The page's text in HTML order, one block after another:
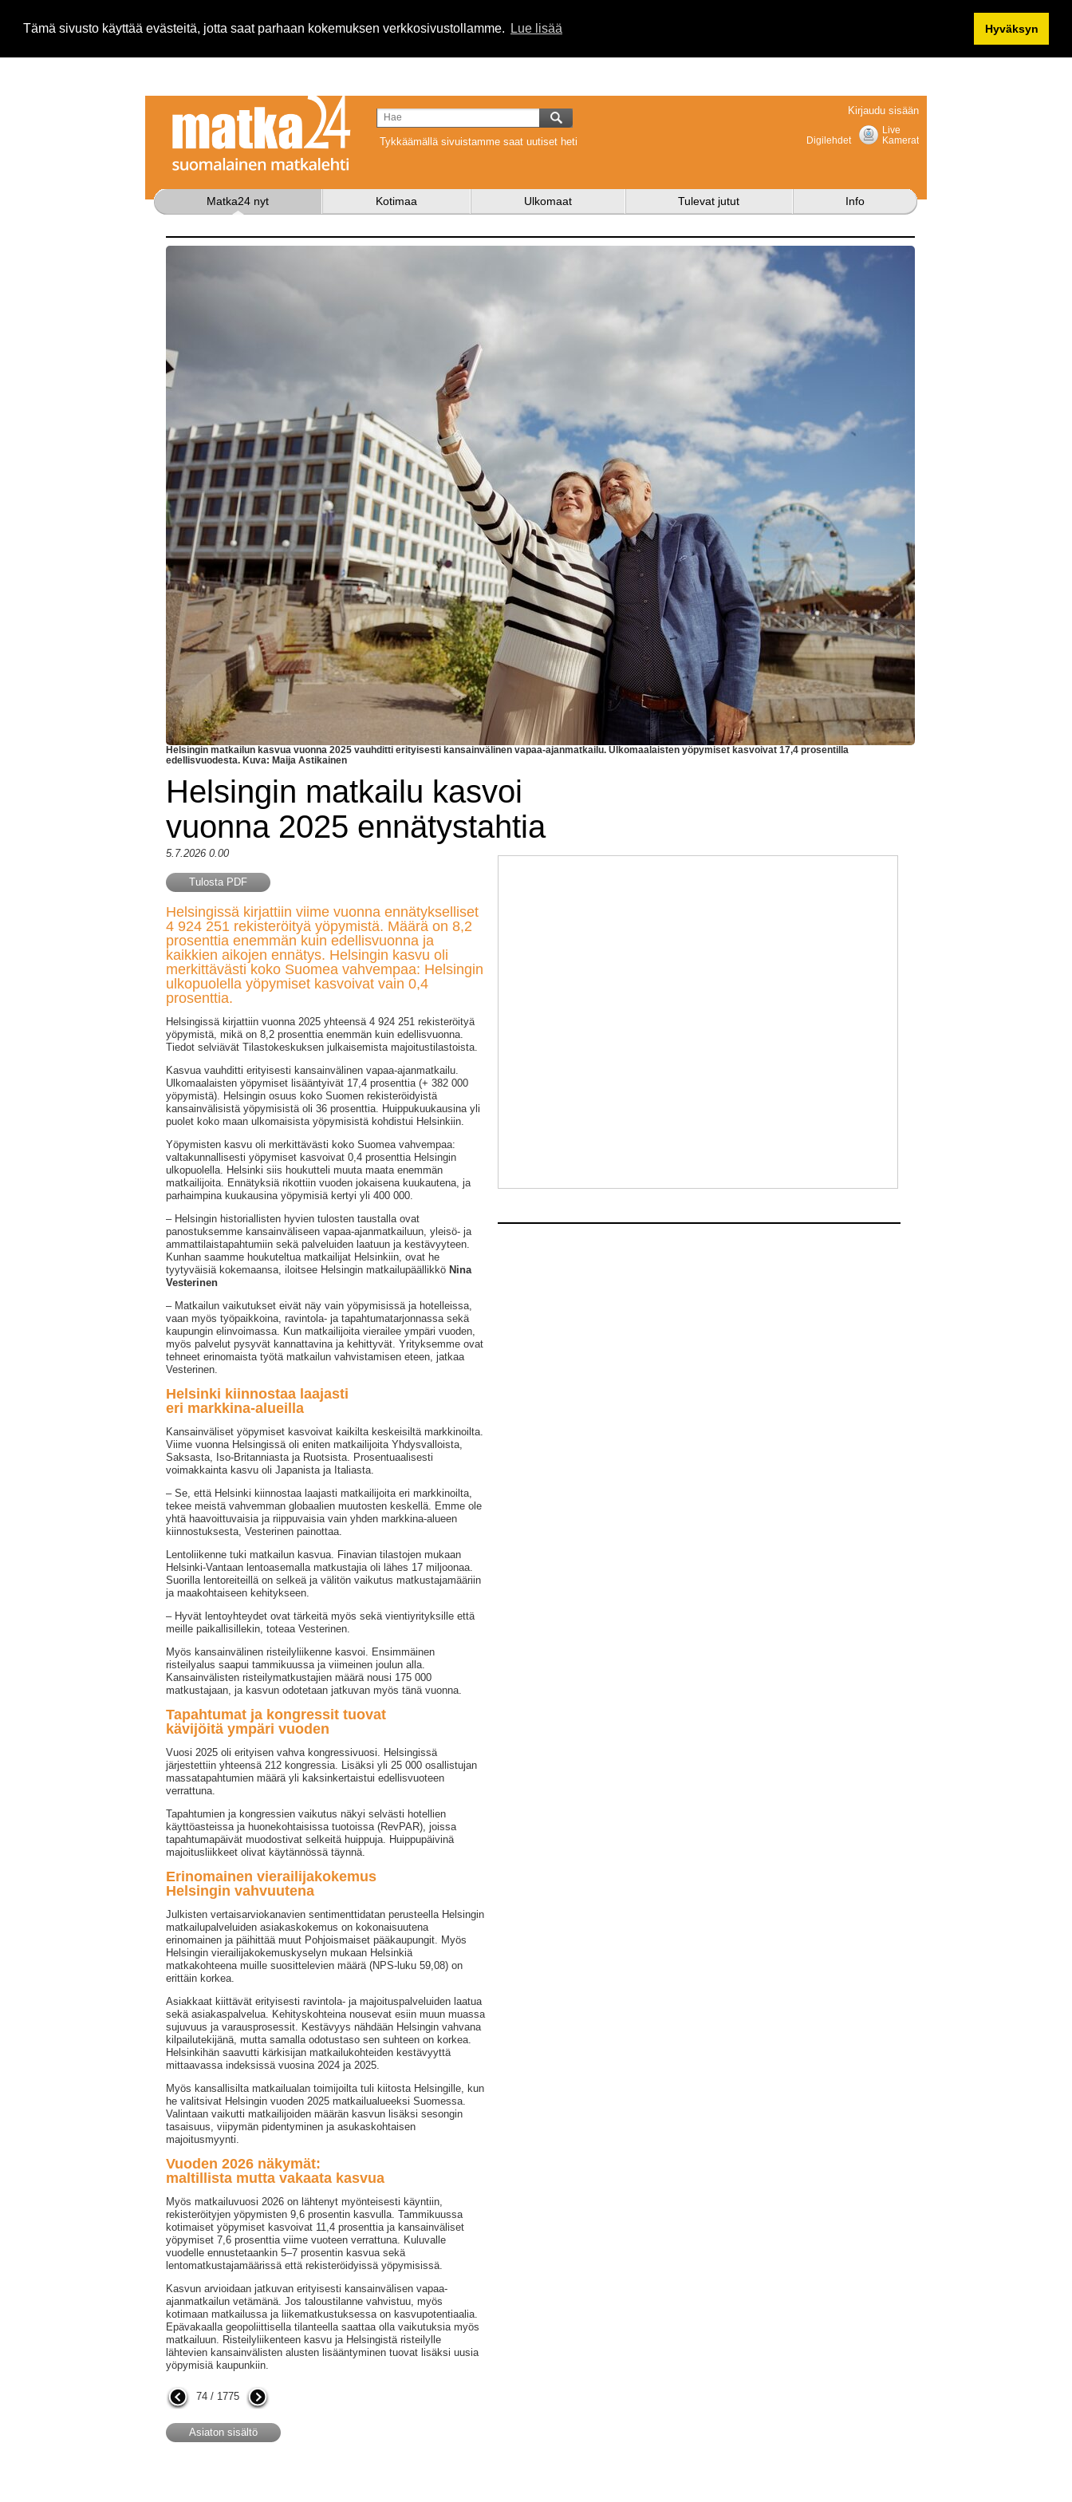
Tämä sivusto käyttää evästeitä, jotta saat parhaan kokemuksen verkkosivustollamme. Lue lisää Hyväksyn
Tykkäämällä sivuistamme saat uutiset heti
Kirjaudu sisään
Live
Kamerat
Digilehdet
Matka24 nyt Kotimaa Ulkomaat Tulevat jutut Info
Helsingin matkailun kasvua vuonna 2025 vauhditti erityisesti kansainvälinen vapaa-ajanmatkailu. Ulkomaalaisten yöpymiset kasvoivat 17,4 prosentilla
edellisvuodesta. Kuva: Maija Astikainen
Helsingin matkailu kasvoi
vuonna 2025 ennätystahtia
5.7.2026 0.00
Tulosta PDF
Helsingissä kirjattiin viime vuonna ennätykselliset
4 924 251 rekisteröityä yöpymistä. Määrä on 8,2
prosenttia enemmän kuin edellisvuonna ja
kaikkien aikojen ennätys. Helsingin kasvu oli
merkittävästi koko Suomea vahvempaa: Helsingin
ulkopuolella yöpymiset kasvoivat vain 0,4
prosenttia.
Helsingissä kirjattiin vuonna 2025 yhteensä 4 924 251 rekisteröityä
yöpymistä, mikä on 8,2 prosenttia enemmän kuin edellisvuonna.
Tiedot selviävät Tilastokeskuksen julkaisemista majoitustilastoista.
Kasvua vauhditti erityisesti kansainvälinen vapaa-ajanmatkailu.
Ulkomaalaisten yöpymiset lisääntyivät 17,4 prosenttia (+ 382 000
yöpymistä). Helsingin osuus koko Suomen rekisteröidyistä
kansainvälisistä yöpymisistä oli 36 prosenttia. Huippukuukausina yli
puolet koko maan ulkomaisista yöpymisistä kohdistui Helsinkiin.
Yöpymisten kasvu oli merkittävästi koko Suomea vahvempaa:
valtakunnallisesti yöpymiset kasvoivat 0,4 prosenttia Helsingin
ulkopuolella. Helsinki siis houkutteli muuta maata enemmän
matkailijoita. Ennätyksiä rikottiin vuoden jokaisena kuukautena, ja
parhaimpina kuukausina yöpymisiä kertyi yli 400 000.
– Helsingin historiallisten hyvien tulosten taustalla ovat
panostuksemme kansainväliseen vapaa-ajanmatkailuun, yleisö- ja
ammattilaistapahtumiin sekä palveluiden laatuun ja kestävyyteen.
Kunhan saamme houkuteltua matkailijat Helsinkiin, ovat he
tyytyväisiä kokemaansa, iloitsee Helsingin matkailupäällikkö Nina
Vesterinen
– Matkailun vaikutukset eivät näy vain yöpymisissä ja hotelleissa,
vaan myös työpaikkoina, ravintola- ja tapahtumatarjonnassa sekä
kaupungin elinvoimassa. Kun matkailijoita vierailee ympäri vuoden,
myös palvelut pysyvät kannattavina ja kehittyvät. Yrityksemme ovat
tehneet erinomaista työtä matkailun vahvistamisen eteen, jatkaa
Vesterinen.
Helsinki kiinnostaa laajasti
eri markkina-alueilla
Kansainväliset yöpymiset kasvoivat kaikilta keskeisiltä markkinoilta.
Viime vuonna Helsingissä oli eniten matkailijoita Yhdysvalloista,
Saksasta, Iso-Britanniasta ja Ruotsista. Prosentuaalisesti
voimakkainta kasvu oli Japanista ja Italiasta.
– Se, että Helsinki kiinnostaa laajasti matkailijoita eri markkinoilta,
tekee meistä vahvemman globaalien muutosten keskellä. Emme ole
yhtä haavoittuvaisia ja riippuvaisia vain yhden markkina-alueen
kiinnostuksesta, Vesterinen painottaa.
Lentoliikenne tuki matkailun kasvua. Finavian tilastojen mukaan
Helsinki-Vantaan lentoasemalla matkustajia oli lähes 17 miljoonaa.
Suorilla lentoreiteillä on selkeä ja välitön vaikutus matkustajamääriin
ja maakohtaiseen kehitykseen.
– Hyvät lentoyhteydet ovat tärkeitä myös sekä vientiyrityksille että
meille paikallisillekin, toteaa Vesterinen.
Myös kansainvälinen risteilyliikenne kasvoi. Ensimmäinen
risteilyalus saapui tammikuussa ja viimeinen joulun alla.
Kansainvälisten risteilymatkustajien määrä nousi 175 000
matkustajaan, ja kasvun odotetaan jatkuvan myös tänä vuonna.
Tapahtumat ja kongressit tuovat
kävijöitä ympäri vuoden
Vuosi 2025 oli erityisen vahva kongressivuosi. Helsingissä
järjestettiin yhteensä 212 kongressia. Lisäksi yli 25 000 osallistujan
massatapahtumien määrä yli kaksinkertaistui edellisvuoteen
verrattuna.
Tapahtumien ja kongressien vaikutus näkyi selvästi hotellien
käyttöasteissa ja huonekohtaisissa tuotoissa (RevPAR), joissa
tapahtumapäivät muodostivat selkeitä huippuja. Huippupäivinä
majoitusliikkeet olivat käytännössä täynnä.
Erinomainen vierailijakokemus
Helsingin vahvuutena
Julkisten vertaisarviokanavien sentimenttidatan perusteella Helsingin
matkailupalveluiden asiakaskokemus on kokonaisuutena
erinomainen ja päihittää muut Pohjoismaiset pääkaupungit. Myös
Helsingin vierailijakokemuskyselyn mukaan Helsinkiä
matkakohteena muille suosittelevien määrä (NPS-luku 59,08) on
erittäin korkea.
Asiakkaat kiittävät erityisesti ravintola- ja majoituspalveluiden laatua
sekä asiakaspalvelua. Kehityskohteina nousevat esiin muun muassa
sujuvuus ja varausprosessit. Kestävyys nähdään Helsingin vahvana
kilpailutekijänä, mutta samalla odotustaso sen suhteen on korkea.
Helsinkihän saavutti kärkisijan matkailukohteiden kestävyyttä
mittaavassa indeksissä vuosina 2024 ja 2025.
Myös kansallisilta matkailualan toimijoilta tuli kiitosta Helsingille, kun
he valitsivat Helsingin vuoden 2025 matkailualueeksi Suomessa.
Valintaan vaikutti matkailijoiden määrän kasvun lisäksi sesongin
tasaisuus, viipymän pidentyminen ja asukaskohtaisen
majoitusmyynti.
Vuoden 2026 näkymät:
maltillista mutta vakaata kasvua
Myös matkailuvuosi 2026 on lähtenyt myönteisesti käyntiin,
rekisteröityjen yöpymisten 9,6 prosentin kasvulla. Tammikuussa
kotimaiset yöpymiset kasvoivat 11,4 prosenttia ja kansainväliset
yöpymiset 7,6 prosenttia viime vuoteen verrattuna. Kuluvalle
vuodelle ennustetaankin 5–7 prosentin kasvua sekä
lentomatkustajamäärissä että rekisteröidyissä yöpymisissä.
Kasvun arvioidaan jatkuvan erityisesti kansainvälisen vapaa-
ajanmatkailun vetämänä. Jos taloustilanne vahvistuu, myös
kotimaan matkailussa ja liikematkustuksessa on kasvupotentiaalia.
Epävakaalla geopoliittisella tilanteella saattaa olla vaikutuksia myös
matkailuun. Risteilyliikenteen kasvu ja Helsingistä risteilylle
lähtevien kansainvälisten alusten lisääntyminen tuovat lisäksi uusia
yöpymisiä kaupunkiin.
74 / 1775
Asiaton sisältö